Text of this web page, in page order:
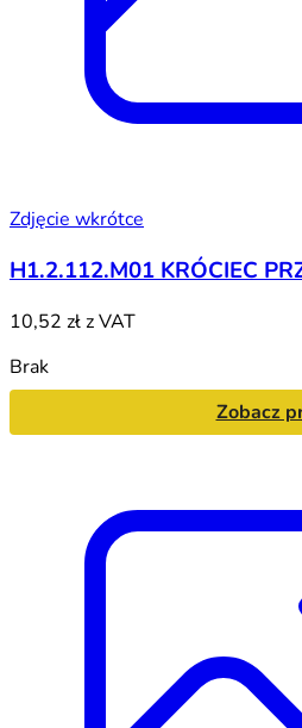
Zdjęcie wkrótce
H1.2.112.M01 KRÓCIEC
10,52 złz VAT
Brak
Zobacz